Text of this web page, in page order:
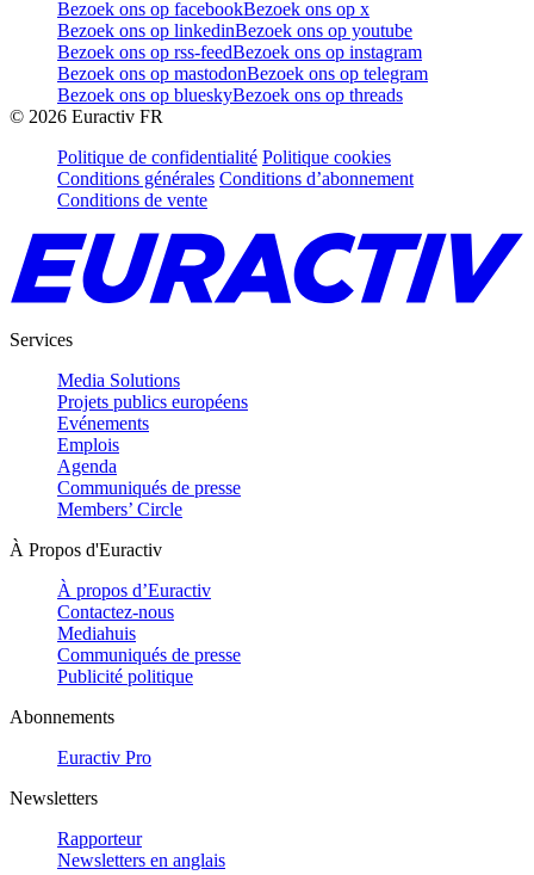
Bezoek ons op facebookBezoek ons op x
Bezoek ons op linkedinBezoek ons op youtube
Bezoek ons op rss-feedBezoek ons op instagram
Bezoek ons op mastodonBezoek ons op telegram
Bezoek ons op blueskyBezoek ons op threads
© 2026 Euractiv FR
Politique de confidentialité Politique cookies
Conditions générales Conditions d’abonnement
Conditions de vente
Services
Media Solutions
Projets publics européens
Evénements
Emplois
Agenda
Communiqués de presse
Members’ Circle
À Propos d'Euractiv
À propos d’Euractiv
Contactez-nous
Mediahuis
Communiqués de presse
Publicité politique
Abonnements
Euractiv Pro
Newsletters
Rapporteur
Newsletters en anglais